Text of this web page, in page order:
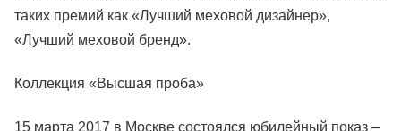
таких премий как «Лучший меховой дизайнер»,
«Лучший меховой бренд».
Коллекция «Высшая проба»
15 марта 2017 в Москве состоялся юбилейный показ –